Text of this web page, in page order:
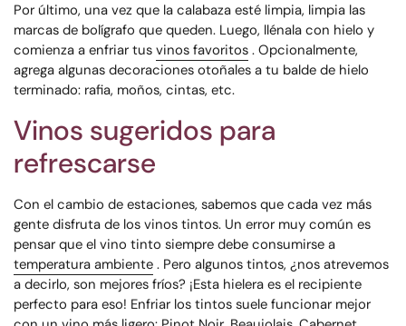
Por último, una vez que la calabaza esté limpia, limpia las
marcas de bolígrafo que queden. Luego, llénala con hielo y
comienza a enfriar tus vinos favoritos . Opcionalmente,
agrega algunas decoraciones otoñales a tu balde de hielo
terminado: rafia, moños, cintas, etc.
Vinos sugeridos para
refrescarse
Con el cambio de estaciones, sabemos que cada vez más
gente disfruta de los vinos tintos. Un error muy común es
pensar que el vino tinto siempre debe consumirse a
temperatura ambiente . Pero algunos tintos, ¿nos atrevemos
a decirlo, son mejores fríos? ¡Esta hielera es el recipiente
perfecto para eso! Enfriar los tintos suele funcionar mejor